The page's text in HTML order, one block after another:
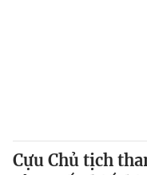
Emagazine
Cựu Chủ tịch